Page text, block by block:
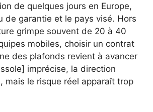
de quelques jours en Europe,
de garantie et le pays visé. Hors
grimpe souvent de 20 à 40
mobiles, choisir un contrat
des plafonds revient à avancer
imprécise, la direction
mais le risque réel apparaît trop